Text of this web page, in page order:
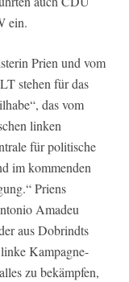
ein.
Prien und vom
stehen für das
das vom
linken
für politische
im kommenden
Priens
Amadeu
aus Dobrindts
Kampagne-
zu bekämpfen,